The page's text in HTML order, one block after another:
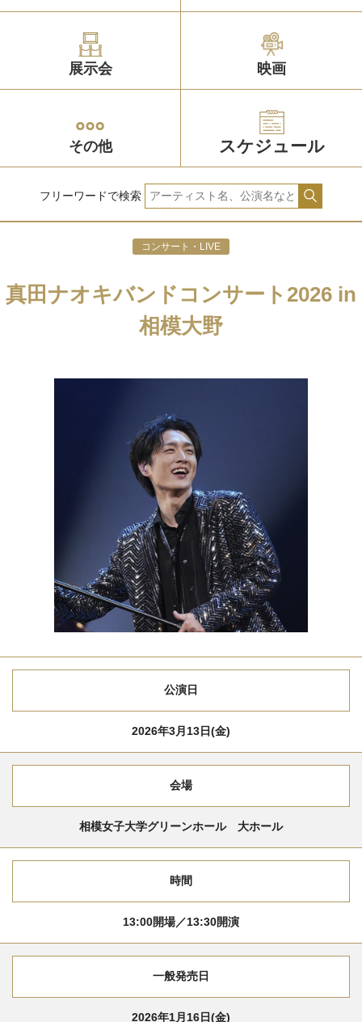
展示会 映画
その他 スケジュール
フリーワードで検索
コンサート・LIVE
真田ナオキバンドコンサート2026 in
相模大野
公演日
2026年3月13日(金)
会場
相模女子大学グリーンホール 大ホール
時間
13:00開場／13:30開演
一般発売日
2026年1月16日(金)